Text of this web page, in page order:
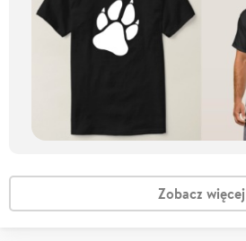
Zobacz więcej